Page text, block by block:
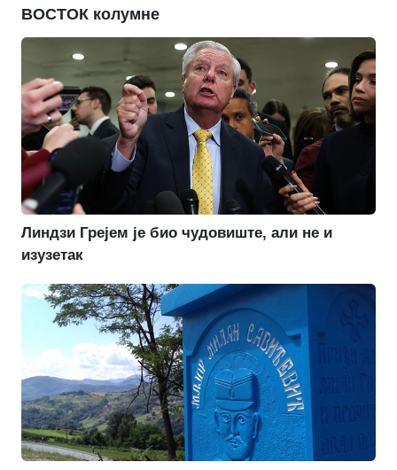
ВОСТОК колумне
Линдзи Грејем је био чудовиште, али не и
изузетак